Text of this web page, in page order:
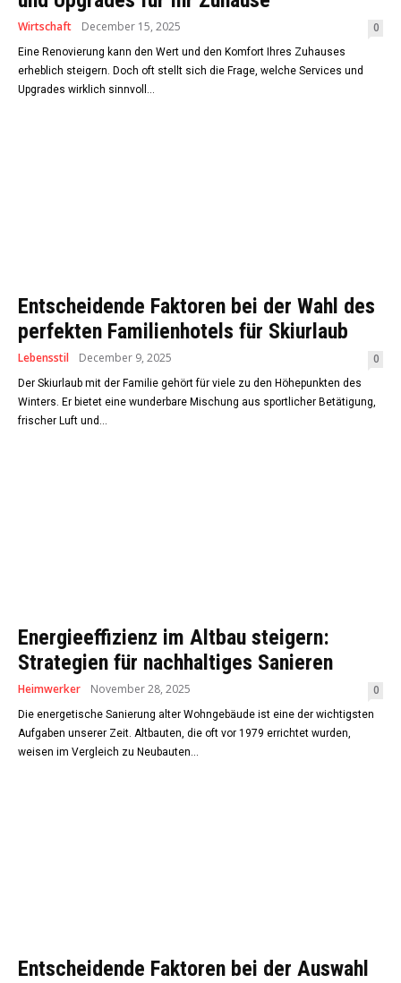
Wirtschaft December 15, 2025 0
Eine Renovierung kann den Wert und den Komfort Ihres Zuhauses
erheblich steigern. Doch oft stellt sich die Frage, welche Services und
Upgrades wirklich sinnvoll...
Entscheidende Faktoren bei der Wahl des
perfekten Familienhotels für Skiurlaub
Lebensstil December 9, 2025 0
Der Skiurlaub mit der Familie gehört für viele zu den Höhepunkten des
Winters. Er bietet eine wunderbare Mischung aus sportlicher Betätigung,
frischer Luft und...
Energieeffizienz im Altbau steigern:
Strategien für nachhaltiges Sanieren
Heimwerker November 28, 2025 0
Die energetische Sanierung alter Wohngebäude ist eine der wichtigsten
Aufgaben unserer Zeit. Altbauten, die oft vor 1979 errichtet wurden,
weisen im Vergleich zu Neubauten...
Entscheidende Faktoren bei der Auswahl